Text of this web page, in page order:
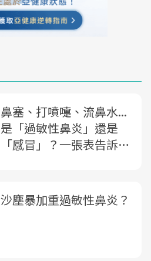
鼻塞、打噴嚏、流鼻水...
是「過敏性鼻炎」還是
「感冒」？一張表告訴你
沙塵暴加重過敏性鼻炎？